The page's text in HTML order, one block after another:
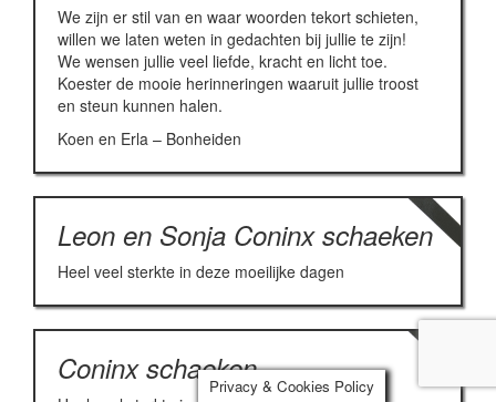
We zijn er stil van en waar woorden tekort schieten,
willen we laten weten in gedachten bij jullie te zijn!
We wensen jullie veel liefde, kracht en licht toe.
Koester de mooie herinneringen waaruit jullie troost
en steun kunnen halen.
Koen en Erla – Bonheiden
Leon en Sonja Coninx schaeken
Heel veel sterkte in deze moeilijke dagen
Coninx schaekenPrivacy & Cookies Policy